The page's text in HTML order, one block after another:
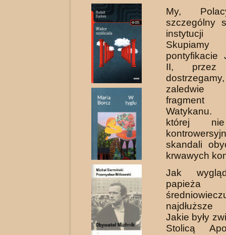
My,
szczególny
instytucji
pontyfikacie
II,
zaledwie
Watykanu.
której
skandali
krwawych
Jak
najdłuższe
Jakie były
Stolicą